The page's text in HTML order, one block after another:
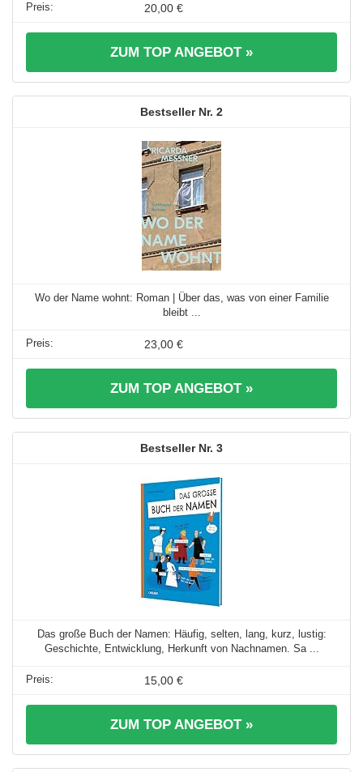
20,00 €
ZUM TOP ANGEBOT »
2
Wo der Name wohnt: Roman | Über das, was von einer Familie
bleibt ...
23,00 €
ZUM TOP ANGEBOT »
3
Das große Buch der Namen: Häufig, selten, lang, kurz, lustig:
Geschichte, Entwicklung, Herkunft von Nachnamen. Sa ...
15,00 €
ZUM TOP ANGEBOT »